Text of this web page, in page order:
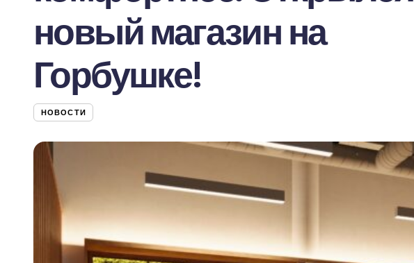
новый магазин на
Горбушке!
НОВОСТИ